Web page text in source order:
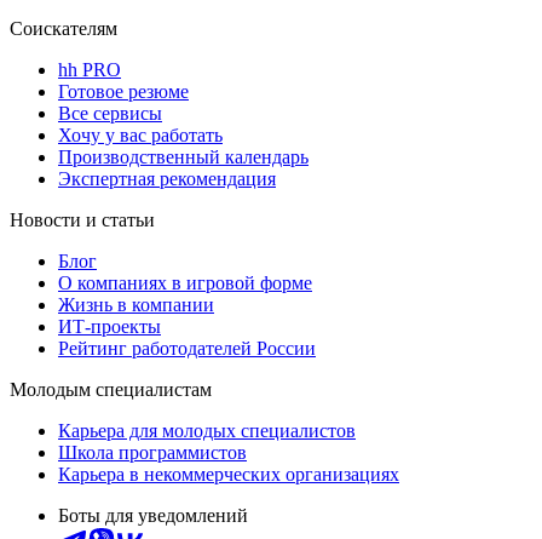
Соискателям
hh PRO
Готовое резюме
Все сервисы
Хочу у вас работать
Производственный календарь
Экспертная рекомендация
Новости и статьи
Блог
О компаниях в игровой форме
Жизнь в компании
ИТ-проекты
Рейтинг работодателей России
Молодым специалистам
Карьера для молодых специалистов
Школа программистов
Карьера в некоммерческих организациях
Боты для уведомлений